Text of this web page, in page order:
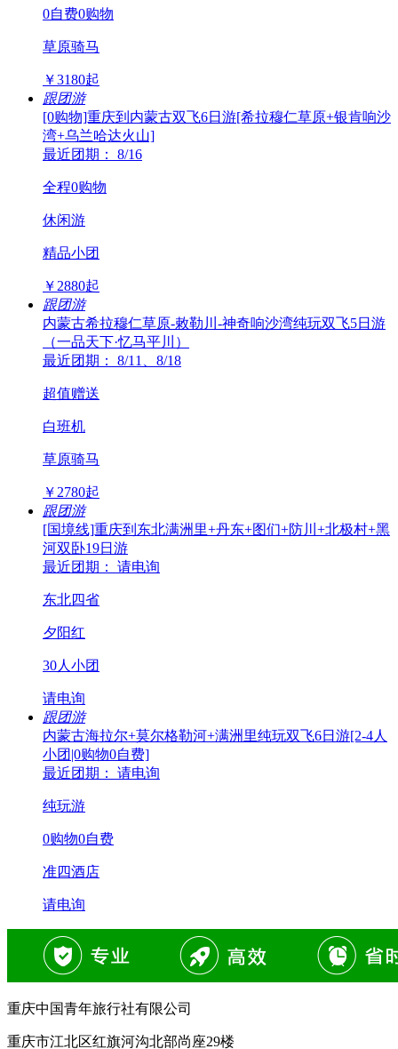
0自费0购物
草原骑马
￥3180起
跟团游
[0购物]重庆到内蒙古双飞6日游[希拉穆仁草原+银肯响沙
湾+乌兰哈达火山]
最近团期： 8/16
全程0购物
休闲游
精品小团
￥ 2880起
跟团游
内蒙古希拉穆仁草原-敕勒川-神奇响沙湾纯玩双飞5日游
（一品天下·忆马平川）
最近团期： 8/11、8/18
超值赠送
白班机
草原骑马
￥ 2780起
跟团游
[国境线]重庆到东北满洲里+丹东+图们+防川+北极村+黑
河双卧19日游
最近团期： 请电询
东北四省
夕阳红
30人小团
请电询
跟团游
内蒙古海拉尔+莫尔格勒河+满洲里纯玩双飞6日游[2-4人
小团|0购物0自费]
最近团期： 请电询
纯玩游
0购物0自费
准四酒店
请电询
重庆中国青年旅行社有限公司
重庆市江北区红旗河沟北部尚座29楼